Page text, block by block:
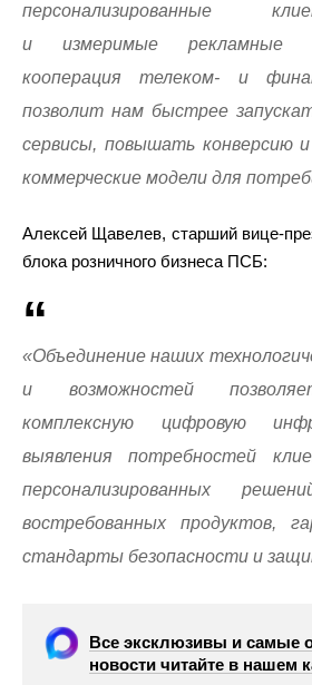
персонализированные
и измеримые рекламные
кооперация телеком- и
позволит нам быстрее
сервисы, повышать конверсию
коммерческие модели для
Алексей Щавелев, старший вице-
блока розничного бизнеса ПСБ:
«Объединение наших
и возможностей
комплексную цифровую
выявления потребностей
персонализированных
востребованных продуктов,
стандарты безопасности и
Все эксклюзивы и самые
новости читайте в нашем